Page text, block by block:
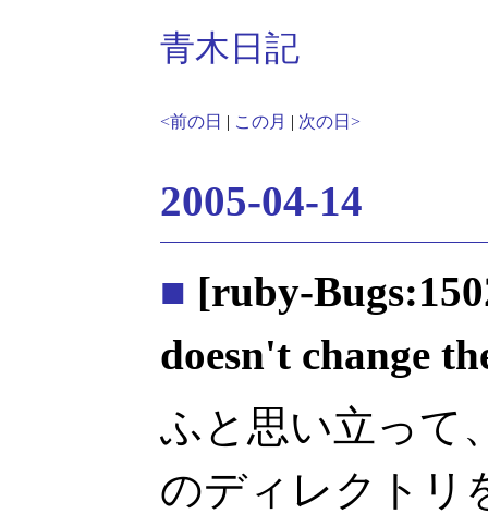
青木日記
<前の日 | この月 | 次の日>
2005-04-14
■ [ruby-
doesn't change
ふと思い立って
のディレクトリ